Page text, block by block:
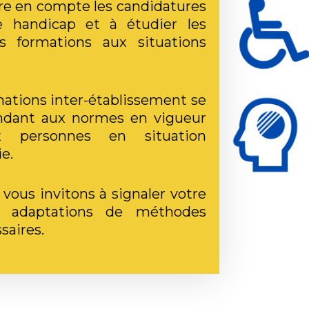
en compte les candidatures
handicap et à étudier les
formations aux situations
inter-établissement se
aux normes en vigueur
personnes en situation
invitons à signaler votre
adaptations de méthodes